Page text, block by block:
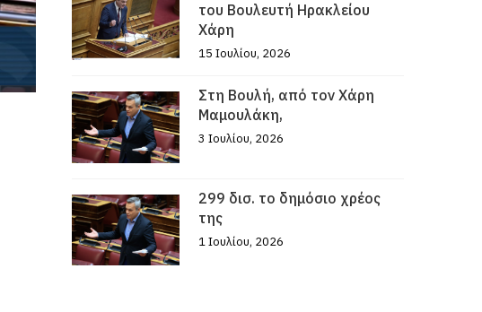
του Βουλευτή Ηρακλείου
Χάρη
15 Ιουλίου, 2026
Στη Βουλή, από τον Χάρη
Μαμουλάκη,
3 Ιουλίου, 2026
299 δισ. το δημόσιο χρέος
της
1 Ιουλίου, 2026